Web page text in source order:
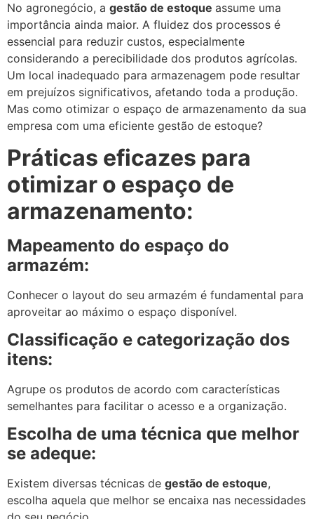
No agronegócio, a gestão de estoque assume uma
importância ainda maior. A fluidez dos processos é
essencial para reduzir custos, especialmente
considerando a perecibilidade dos produtos agrícolas.
Um local inadequado para armazenagem pode resultar
em prejuízos significativos, afetando toda a produção.
Mas como otimizar o espaço de armazenamento da sua
empresa com uma eficiente gestão de estoque?
Práticas eficazes para
otimizar o espaço de
armazenamento:
Mapeamento do espaço do
armazém:
Conhecer o layout do seu armazém é fundamental para
aproveitar ao máximo o espaço disponível.
Classificação e categorização dos
itens:
Agrupe os produtos de acordo com características
semelhantes para facilitar o acesso e a organização.
Escolha de uma técnica que melhor
se adeque:
Existem diversas técnicas de gestão de estoque,
escolha aquela que melhor se encaixa nas necessidades